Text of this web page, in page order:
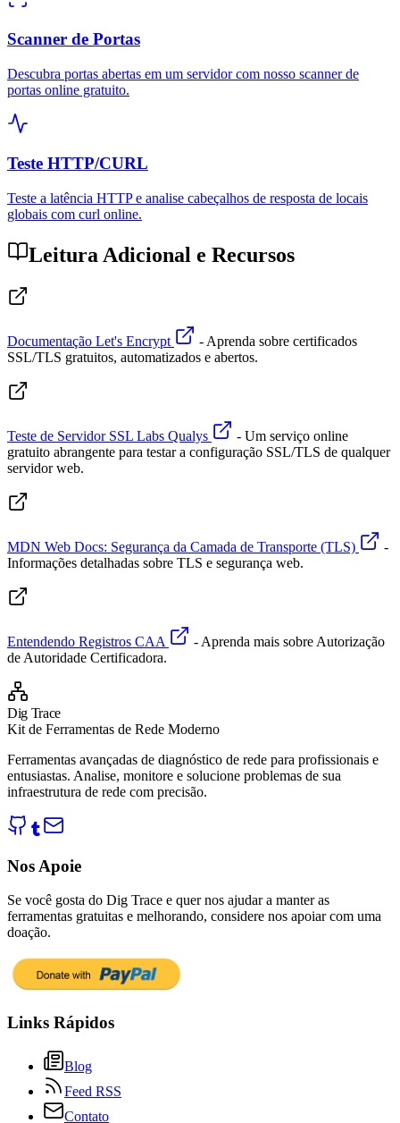
Scanner de Portas
Descubra portas abertas em um servidor com nosso scanner de
portas online gratuito.
Teste HTTP/CURL
Teste a latência HTTP e analise cabeçalhos de resposta de locais
globais com curl online.
Leitura Adicional e Recursos
Documentação Let's Encrypt - Aprenda sobre certificados
SSL/TLS gratuitos, automatizados e abertos.
Teste de Servidor SSL Labs Qualys - Um serviço online
gratuito abrangente para testar a configuração SSL/TLS de qualquer
servidor web.
MDN Web Docs: Segurança da Camada de Transporte (TLS)
-
Informações detalhadas sobre TLS e segurança web.
Entendendo Registros CAA - Aprenda mais sobre Autorização
de Autoridade Certificadora.
Dig Trace
Kit de Ferramentas de Rede Moderno
Ferramentas avançadas de diagnóstico de rede para profissionais e
entusiastas. Analise, monitore e solucione problemas de sua
infraestrutura de rede com precisão.
Nos Apoie
Se você gosta do Dig Trace e quer nos ajudar a manter as
ferramentas gratuitas e melhorando, considere nos apoiar com uma
doação.
Links Rápidos
Blog
Feed RSS
Contato